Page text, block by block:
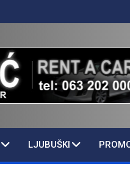
LJUBUŠKI